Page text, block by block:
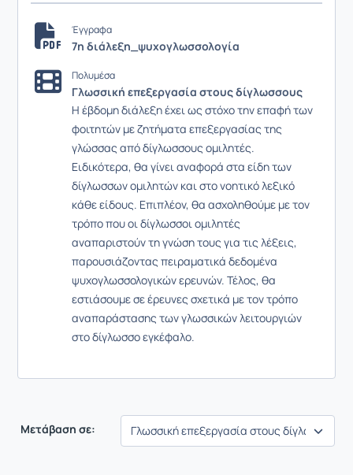
Έγγραφα
7η διάλεξη_ψυχογλωσσολογία
Πολυμέσα
Γλωσσική επεξεργασία στους δίγλωσσους
Η έβδομη διάλεξη έχει ως στόχο την επαφή των
φοιτητών με ζητήματα επεξεργασίας της
γλώσσας από δίγλωσσους ομιλητές.
Ειδικότερα, θα γίνει αναφορά στα είδη των
δίγλωσσων ομιλητών και στο νοητικό λεξικό
κάθε είδους. Επιπλέον, θα ασχοληθούμε με τον
τρόπο που οι δίγλωσσοι ομιλητές
αναπαριστούν τη γνώση τους για τις λέξεις,
παρουσιάζοντας πειραματικά δεδομένα
ψυχογλωσσολογικών ερευνών. Τέλος, θα
εστιάσουμε σε έρευνες σχετικά με τον τρόπο
αναπαράστασης των γλωσσικών λειτουργιών
στο δίγλωσσο εγκέφαλο.
Μετάβαση σε: